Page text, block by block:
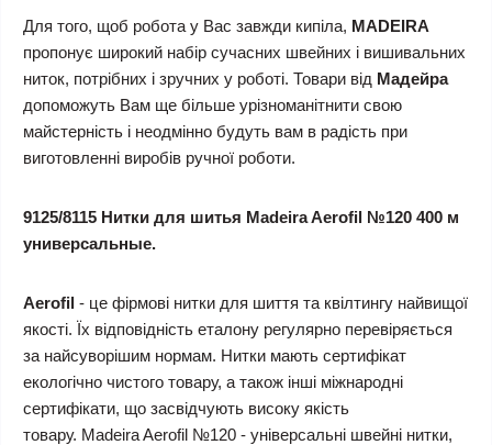
Для того, щоб робота у Вас завжди кипіла, MADEIRA
пропонує широкий набір сучасних швейних і вишивальних
ниток, потрібних і зручних у роботі. Товари від Мадейра
допоможуть Вам ще більше урізноманітнити свою
майстерність і неодмінно будуть вам в радість при
виготовленні виробів ручної роботи.
9125/8115 Нитки для шитья Madeira Aerofil №120 400 м
универсальные.
Aerofil - це фірмові нитки для шиття та квілтингу найвищої
якості. Їх відповідність еталону регулярно перевіряється
за найсуворішим нормам. Нитки мають сертифікат
екологічно чистого товару, а також інші міжнародні
сертифікати, що засвідчують високу якість
товару. Madeira Aerofil №120 - універсальні швейні нитки,